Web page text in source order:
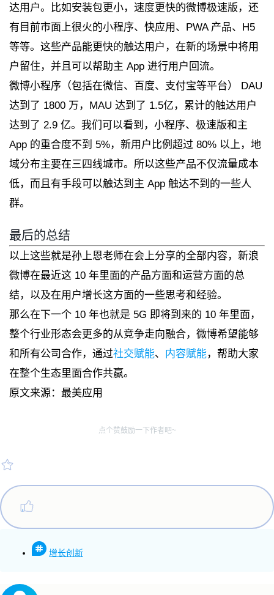
达用户。比如安装包更小，速度更快的微博极速版，还
有目前市面上很火的小程序、快应用、PWA 产品、H5
等等。这些产品能更快的触达用户，在新的场景中将用
户留住，并且可以帮助主 App 进行用户回流。
微博小程序（包括在微信、百度、支付宝等平台） DAU
达到了 1800 万，MAU 达到了 1.5亿，累计的触达用户
达到了 2.9 亿。我们可以看到，小程序、极速版和主
App 的重合度不到 5%，新用户比例超过 80% 以上，地
域分布主要在三四线城市。所以这些产品不仅流量成本
低，而且有手段可以触达到主 App 触达不到的一些人
群。
最后的总结
以上这些就是孙上恩老师在会上分享的全部内容，新浪
微博在最近这 10 年里面的产品方面和运营方面的总
结，以及在用户增长这方面的一些思考和经验。
那么在下一个 10 年也就是 5G 即将到来的 10 年里面，
整个行业形态会更多的从竞争走向融合，微博希望能够
和所有公司合作，通过社交赋能、 内容赋能，帮助大家
在整个生态里面合作共赢。
原文来源：最美应用
点个赞鼓励一下作者吧~
增长创新